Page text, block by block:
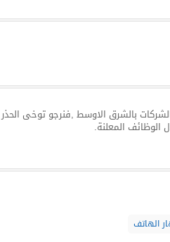
بالشرق الاوسط ,فنرجو توخى الحذر
المعلنة.
الهاتف